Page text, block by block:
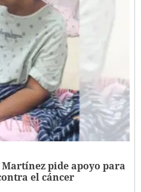
pide apoyo para
el cáncer